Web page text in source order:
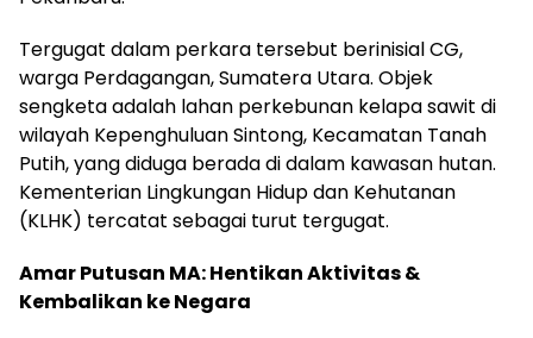
Tergugat dalam perkara tersebut berinisial CG,
warga Perdagangan, Sumatera Utara. Objek
sengketa adalah lahan perkebunan kelapa sawit di
wilayah Kepenghuluan Sintong, Kecamatan Tanah
Putih, yang diduga berada di dalam kawasan hutan.
Kementerian Lingkungan Hidup dan Kehutanan
(KLHK) tercatat sebagai turut tergugat.
Amar Putusan MA: Hentikan Aktivitas &
Kembalikan ke Negara